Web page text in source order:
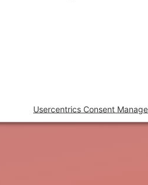
Usercentrics Consent